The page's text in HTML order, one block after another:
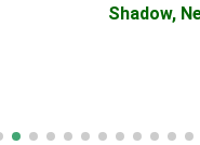
Shadow,